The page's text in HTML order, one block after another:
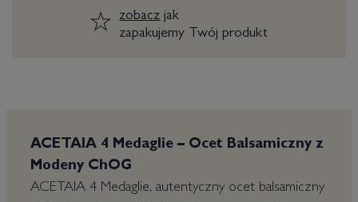
zobaczjak
zapakujemy Twój produkt
ACETAIA 4 Medaglie – Ocet Balsamiczny z
Modeny ChOG
ACETAIA 4 Medaglie, autentyczny ocet balsamiczny